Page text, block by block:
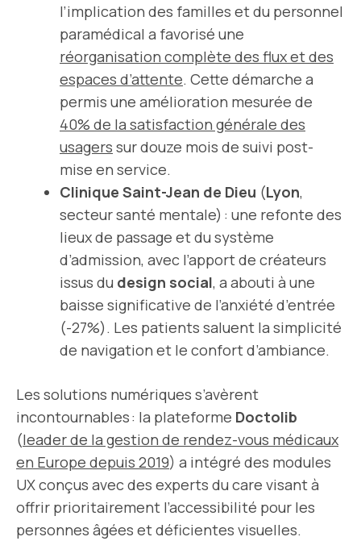
l’implication des familles et du personnel
paramédical a favorisé une
réorganisation complète des flux et des
espaces d’attente. Cette démarche a
permis une amélioration mesurée de
40% de la satisfaction générale des
usagers sur douze mois de suivi post-
mise en service.
Clinique Saint-Jean de Dieu (Lyon,
secteur santé mentale) : une refonte des
lieux de passage et du système
d’admission, avec l’apport de créateurs
issus du design social, a abouti à une
baisse significative de l’anxiété d’entrée
(-27%). Les patients saluent la simplicité
de navigation et le confort d’ambiance.
Les solutions numériques s’avèrent
incontournables : la plateforme Doctolib
(leader de la gestion de rendez-vous médicaux
en Europe depuis 2019) a intégré des modules
UX conçus avec des experts du care visant à
offrir prioritairement l’accessibilité pour les
personnes âgées et déficientes visuelles.